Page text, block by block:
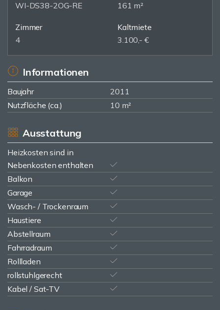
WI-DS38-2OG-RE
161 m²
Zimmer
4
Kaltmiete
3.100,- €
Informationen
Baujahr
2011
Nutzfläche (ca.)
10 m²
Ausstattung
Heizkosten sind in
Nebenkosten enthalten
Balkon
Garage
Wasch- / Trockenraum
Haustiere
Abstellraum
Fahrradraum
Rollladen
rollstuhlgerecht
Kabel / Sat-TV